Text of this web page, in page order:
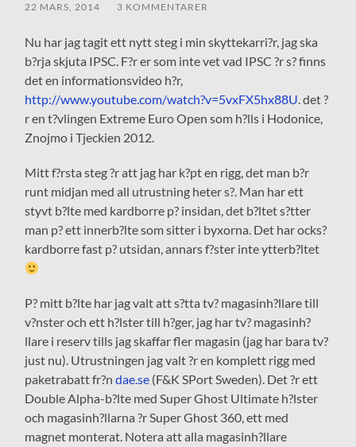
22 MARS, 2014 3 KOMMENTARER
Nu har jag tagit ett nytt steg i min skyttekarri?r, jag ska
b?rja skjuta IPSC. F?r er som inte vet vad IPSC ?r s? finns
det en informationsvideo h?r,
http://www.youtube.com/watch?v=5vxFX5hx88U. det ?
r en t?vlingen Extreme Euro Open som h?lls i Hodonice,
Znojmo i Tjeckien 2012.
Mitt f?rsta steg ?r att jag har k?pt en rigg, det man b?r
runt midjan med all utrustning heter s?. Man har ett
styvt b?lte med kardborre p? insidan, det b?ltet s?tter
man p? ett innerb?lte som sitter i byxorna. Det har ocks?
kardborre fast p? utsidan, annars f?ster inte ytterb?ltet
P? mitt b?lte har jag valt att s?tta tv? magasinh?llare till
v?nster och ett h?lster till h?ger, jag har tv? magasinh?
llare i reserv tills jag skaffar fler magasin (jag har bara tv?
just nu). Utrustningen jag valt ?r en komplett rigg med
paketrabatt fr?ndae.se (F&K SPort Sweden). Det ?r ett
Double Alpha-b?lte med Super Ghost Ultimate h?lster
och magasinh?llarna ?r Super Ghost 360, ett med
magnet monterat. Notera att alla magasinh?llare